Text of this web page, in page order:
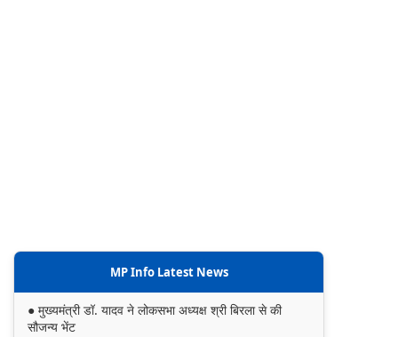
MP Info Latest News
● मुख्यमंत्री डॉ. यादव ने लोकसभा अध्यक्ष श्री बिरला से की
सौजन्य भेंट